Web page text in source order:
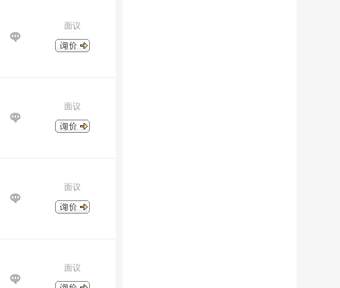
面议
面议
面议
面议